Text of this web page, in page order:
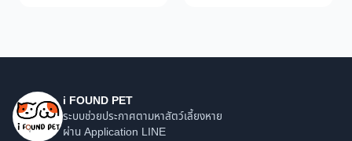
i FOUND PET
ระบบช่วยประกาศตามหาสัตว์เลี้ยงหาย
ผ่าน Application LINE